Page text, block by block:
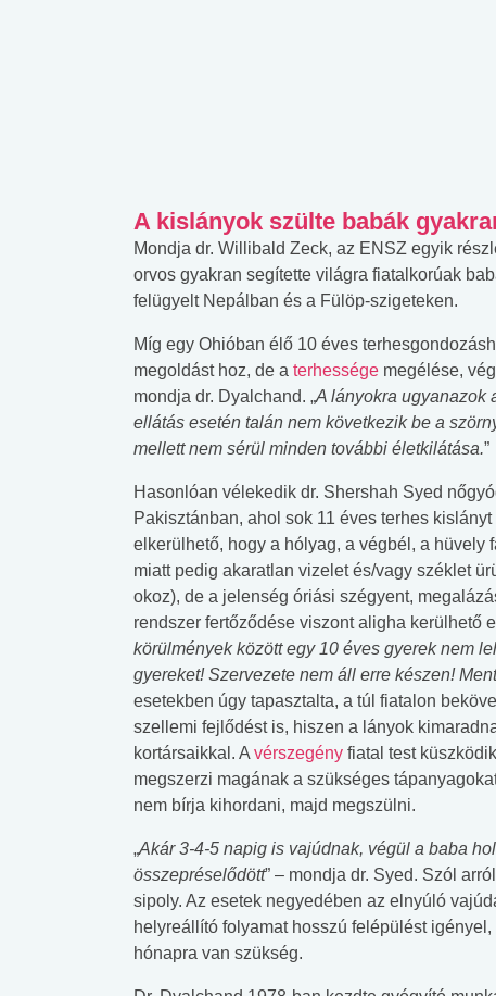
A kislányok szülte babák
Mondja dr. Willibald Zeck, az ENSZ egyik
orvos gyakran segítette világra fiatalkorúak
felügyelt Nepálban és a Fülöp-szigeteken.
Míg egy Ohióban élő 10 éves
megoldást hoz, de a terhessége megélése,
mondja dr. Dyalchand. „A lányokra ugyanazok
ellátás esetén talán nem következik be a
mellett nem sérül minden további életkilátása.”
Hasonlóan vélekedik dr. Shershah Syed
Pakisztánban, ahol sok 11 éves terhes
elkerülhető, hogy a hólyag, a végbél, a
miatt pedig akaratlan vizelet és/vagy széklet
okoz), de a jelenség óriási szégyent,
rendszer fertőződése viszont aligha kerülhető
körülmények között egy 10 éves gyerek nem
gyereket! Szervezete nem áll erre készen!
esetekben úgy tapasztalta, a túl fiatalon
szellemi fejlődést is, hiszen a lányok
kortársaikkal. A vérszegény fiatal test
megszerzi magának a szükséges
nem bírja kihordani, majd megszülni.
„Akár 3-4-5 napig is vajúdnak, végül a baba
összepréselődött” – mondja dr. Syed. Szól
sipoly. Az esetek negyedében az elnyúló
helyreállító folyamat hosszú felépülést
hónapra van szükség.